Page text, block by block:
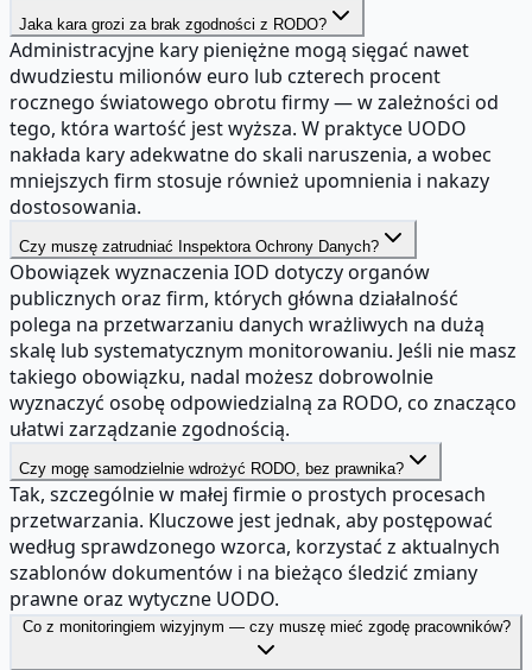
Jaka kara grozi za brak zgodności z RODO?
Administracyjne kary pieniężne mogą sięgać nawet
dwudziestu milionów euro lub czterech procent
rocznego światowego obrotu firmy — w zależności od
tego, która wartość jest wyższa. W praktyce UODO
nakłada kary adekwatne do skali naruszenia, a wobec
mniejszych firm stosuje również upomnienia i nakazy
dostosowania.
Czy muszę zatrudniać Inspektora Ochrony Danych?
Obowiązek wyznaczenia IOD dotyczy organów
publicznych oraz firm, których główna działalność
polega na przetwarzaniu danych wrażliwych na dużą
skalę lub systematycznym monitorowaniu. Jeśli nie masz
takiego obowiązku, nadal możesz dobrowolnie
wyznaczyć osobę odpowiedzialną za RODO, co znacząco
ułatwi zarządzanie zgodnością.
Czy mogę samodzielnie wdrożyć RODO, bez prawnika?
Tak, szczególnie w małej firmie o prostych procesach
przetwarzania. Kluczowe jest jednak, aby postępować
według sprawdzonego wzorca, korzystać z aktualnych
szablonów dokumentów i na bieżąco śledzić zmiany
prawne oraz wytyczne UODO.
Co z monitoringiem wizyjnym — czy muszę mieć zgodę pracowników?